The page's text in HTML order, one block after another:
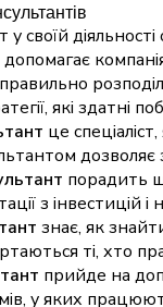
своїй
допомагає
які
це
порадить
з інвестицій
знає, як
ті, хто
прийде на
у яких